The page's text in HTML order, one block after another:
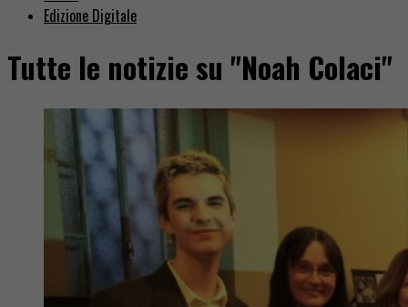
Edizione Digitale
Tutte le notizie su "Noah Colaci"